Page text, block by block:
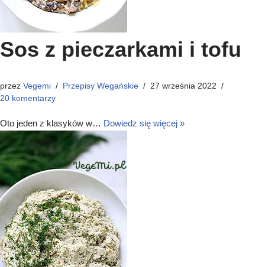
Sos z pieczarkami i tofu
przez Vegemi Przepisy Wegańskie
27 września 2022
20 komentarzy
Oto jeden z klasyków w… Dowiedz się więcej »